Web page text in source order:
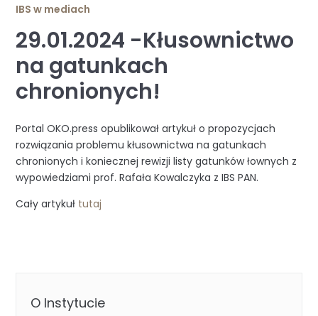
IBS w mediach
29.01.2024 -Kłusownictwo
na gatunkach
chronionych!
Portal OKO.press opublikował artykuł o propozycjach
rozwiązania problemu kłusownictwa na gatunkach
chronionych i koniecznej rewizji listy gatunków łownych z
wypowiedziami prof. Rafała Kowalczyka z IBS PAN.
Cały artykuł tutaj
O Instytucie